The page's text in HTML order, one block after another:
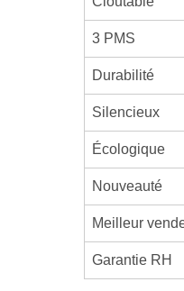
3 PMS
Durabilité
Silencieux
Écologique
Nouveauté
Meilleur
Garantie RH